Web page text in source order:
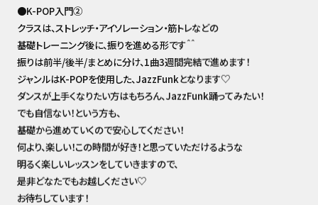
●K-POP入門②
クラスは、ストレッチ・アイソレーション・筋トレなどの
基礎トレーニング後に、振りを進める形です＾＾
振りは前半/後半/まとめに分け、1曲3週間完結で進めます！
ジャンルはK-POPを使用した、JazzFunkとなります♡
ダンスが上手くなりたい方はもちろん、JazzFunk踊ってみたい！
でも自信ない！という方も、
基礎から進めていくので安心してください！
何より、楽しい！この時間が好き！と思っていただけるような
明るく楽しいレッスンをしていきますので、
是非どなたでもお越しください♡
お待ちしています！